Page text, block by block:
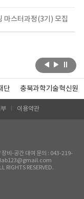
마스터과정(3기) 모집
단 충북과학기술혁신원
이용약관
비-공간 대여 문의 : 043-219-
RIGHTS RESERVED.